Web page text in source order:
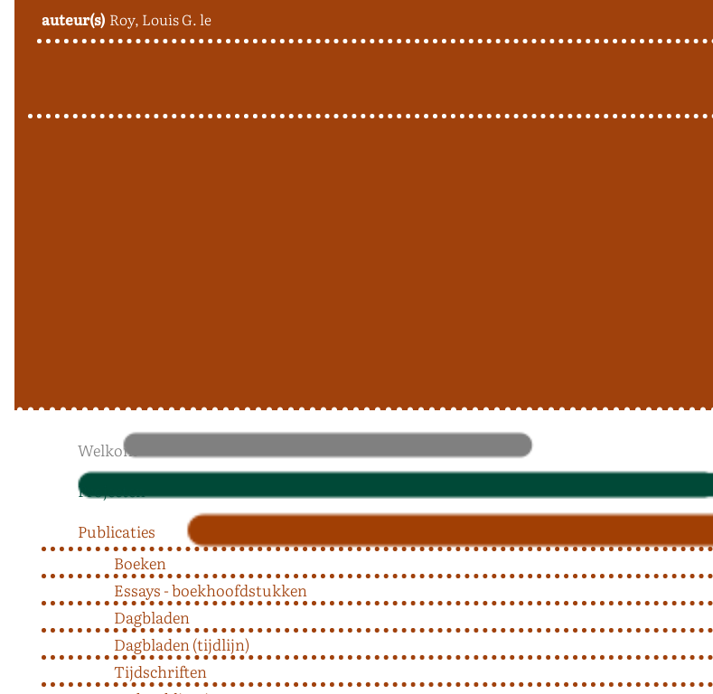
Welkom
Projecten
Publicaties
Boeken
Essays - boekhoofdstukken
Dagbladen
Dagbladen (tijdlijn)
Tijdschriften
auteur(s) Roy, Louis G. le